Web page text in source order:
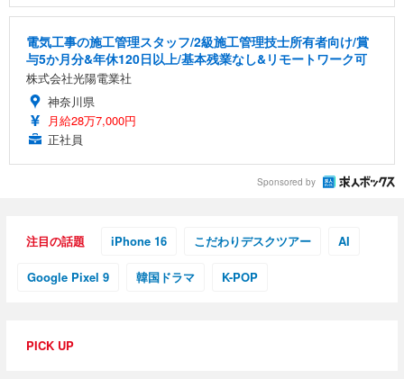
電気工事の施工管理スタッフ/2級施工管理技士所有者向け/賞
与5か月分&年休120日以上/基本残業なし&リモートワーク可
株式会社光陽電業社
神奈川県
月給28万7,000円
正社員
Sponsored by
注目の話題 iPhone 16 こだわりデスクツアー AI
Google Pixel 9 韓国ドラマ K-POP
PICK UP